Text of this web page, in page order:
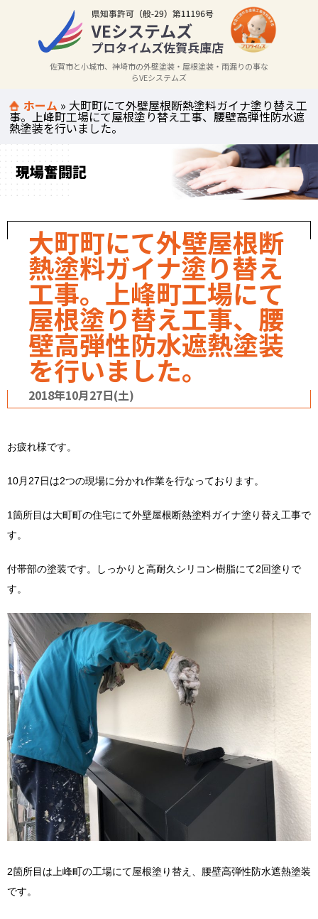
佐賀市と小城市、神埼市の外壁塗装・屋根塗装・雨漏りの事な
らVEシステムズ
ホーム » 大町町にて外壁屋根断熱塗料ガイナ塗り替え工
事。上峰町工場にて屋根塗り替え工事、腰壁高弾性防水遮
熱塗装を行いました。
現場奮闘記
大町町にて外壁屋根断
熱塗料ガイナ塗り替え
工事。上峰町工場にて
屋根塗り替え工事、腰
壁高弾性防水遮熱塗装
を行いました。
2018年10月27日(土)
お疲れ様です。
10月27日は2つの現場に分かれ作業を行なっております。
1箇所目は大町町の住宅にて外壁屋根断熱塗料ガイナ塗り替え工事で
す。
付帯部の塗装です。しっかりと高耐久シリコン樹脂にて2回塗りで
す。
2箇所目は上峰町の工場にて屋根塗り替え、腰壁高弾性防水遮熱塗装
です。